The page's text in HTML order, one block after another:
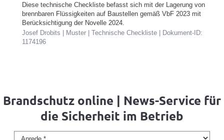
Diese technische Checkliste befasst sich mit der Lagerung von
brennbaren Flüssigkeiten auf Baustellen gemäß VbF 2023 mit
Berücksichtigung der Novelle 2024.
Josef Drobits | Muster | Technische Checkliste | Dokument-ID:
1174196
Brandschutz online | News-Service für
die Sicherheit im Betrieb